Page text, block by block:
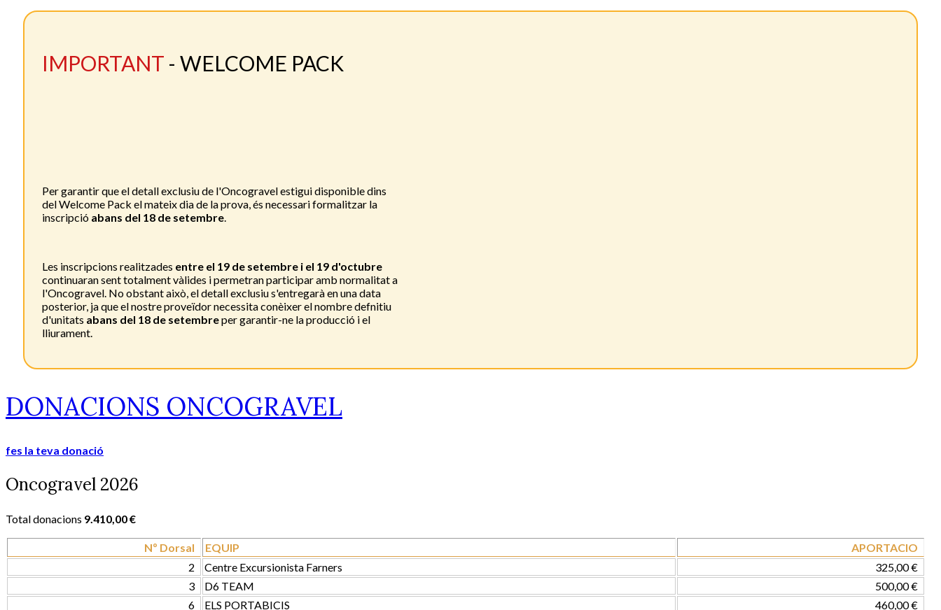
IMPORTANT - WELCOME PACK
Per garantir que el detall exclusiu de l'Oncogravel estigui disponible dins
del Welcome Pack el mateix dia de la prova, és necessari formalitzar la
inscripció abans del 18 de setembre.
Les inscripcions realitzades entre el 19 de setembre i el 19 d'octubre
continuaran sent totalment vàlides i permetran participar amb normalitat a
l'Oncogravel. No obstant això, el detall exclusiu s'entregarà en una data
posterior, ja que el nostre proveïdor necessita conèixer el nombre defnitiu
d'unitats abans del 18 de setembreper garantir-ne la producció i el
lliurament.
DONACIONS ONCOGRAVEL
fes la teva donació
Oncogravel 2026
Total donacions 9.410,00 €
Nº Dorsal EQUIP
APORTACIO
2
Centre Excursionista Farners
325,00 €
3
D6 TEAM
500,00 €
6
ELS PORTABICIS 460,00 €